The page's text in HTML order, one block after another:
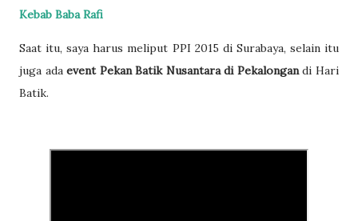
Kebab Baba Rafi
Saat itu, saya harus meliput PPI 2015 di Surabaya, selain itu
juga adaevent Pekan Batik Nusantara di Pekalongandi Hari
Batik.